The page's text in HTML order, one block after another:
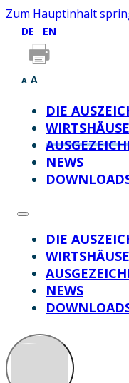
Zum Hauptinhalt
DE EN
A A
DIE
NEWS
DIE
NEWS